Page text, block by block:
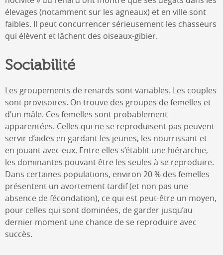
élevages (notamment sur les agneaux) et en ville sont
faibles. Il peut concurrencer sérieusement les chasseurs
qui élèvent et lâchent des oiseaux-gibier.
Sociabilité
Les groupements de renards sont variables. Les couples
sont provisoires. On trouve des groupes de femelles et
d’un mâle. Ces femelles sont probablement
apparentées. Celles qui ne se reproduisent pas peuvent
servir d’aides en gardant les jeunes, les nourrissant et
en jouant avec eux. Entre elles s’établit une hiérarchie,
les dominantes pouvant être les seules à se reproduire.
Dans certaines populations, environ 20 % des femelles
présentent un avortement tardif (et non pas une
absence de fécondation), ce qui est peut-être un moyen,
pour celles qui sont dominées, de garder jusqu’au
dernier moment une chance de se reproduire avec
succès.